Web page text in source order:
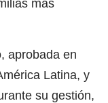
más
aprobada en
Latina, y
su gestión,